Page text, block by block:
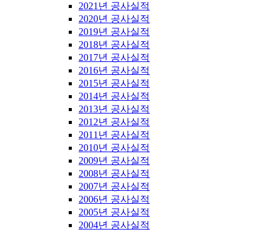
2021년 공사실적
2020년 공사실적
2019년 공사실적
2018년 공사실적
2017년 공사실적
2016년 공사실적
2015년 공사실적
2014년 공사실적
2013년 공사실적
2012년 공사실적
2011년 공사실적
2010년 공사실적
2009년 공사실적
2008년 공사실적
2007년 공사실적
2006년 공사실적
2005년 공사실적
2004년 공사실적